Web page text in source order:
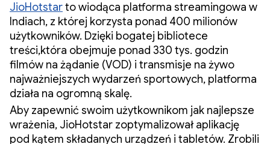
JioHotstarto wiodąca platforma streamingowa w
Indiach, z której korzysta ponad 400 milionów
użytkowników. Dzięki bogatej bibliotece
treści,która obejmuje ponad 330 tys. godzin
filmów na żądanie (VOD) i transmisje na żywo
najważniejszych wydarzeń sportowych, platforma
działa na ogromną skalę.
Aby zapewnić swoim użytkownikom jak najlepsze
wrażenia, JioHotstar zoptymalizował aplikację
pod kątem składanych urządzeń i tabletów. Zrobili